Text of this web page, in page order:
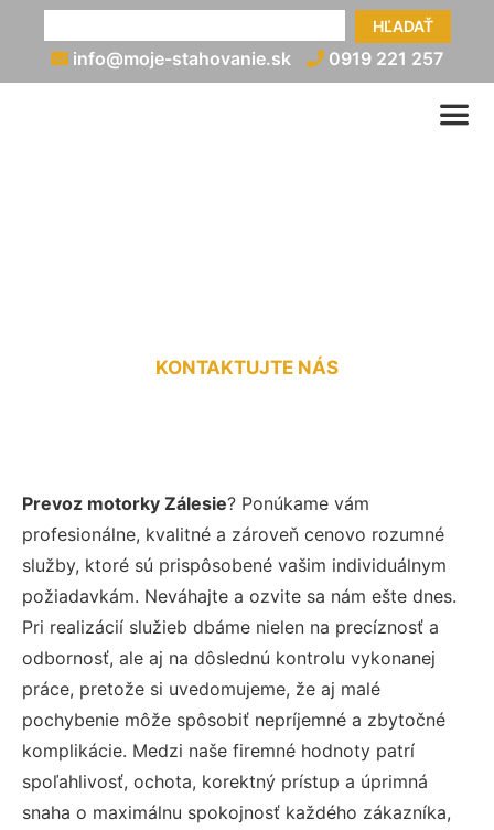
HĽADAŤ
info@moje-stahovanie.sk 0919 221 257
KONTAKTUJTE NÁS
Prevoz motorky Zálesie? Ponúkame vám
profesionálne, kvalitné a zároveň cenovo rozumné
služby, ktoré sú prispôsobené vašim individuálnym
požiadavkám. Neváhajte a ozvite sa nám ešte dnes.
Pri realizácií služieb dbáme nielen na precíznosť a
odbornosť, ale aj na dôslednú kontrolu vykonanej
práce, pretože si uvedomujeme, že aj malé
pochybenie môže spôsobiť nepríjemné a zbytočné
komplikácie. Medzi naše firemné hodnoty patrí
spoľahlivosť, ochota, korektný prístup a úprimná
snaha o maximálnu spokojnosť každého zákazníka,